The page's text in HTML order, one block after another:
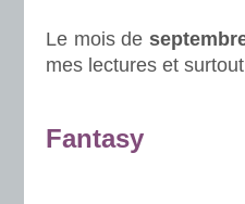
Le mois de
mes lectures et
Fantasy